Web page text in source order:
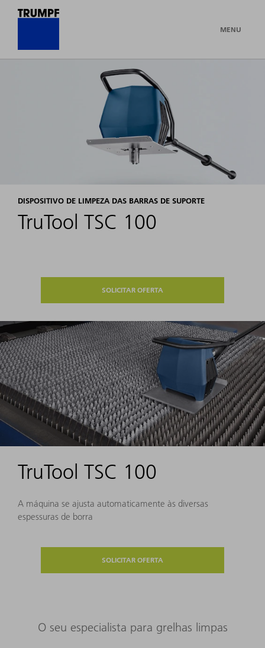
MENU
DISPOSITIVO DE LIMPEZA DAS BARRAS DE SUPORTE
TruTool TSC 100
SOLICITAR OFERTA
TruTool TSC 100
A máquina se ajusta automaticamente às diversas
espessuras de borra
SOLICITAR OFERTA
O seu especialista para grelhas limpas